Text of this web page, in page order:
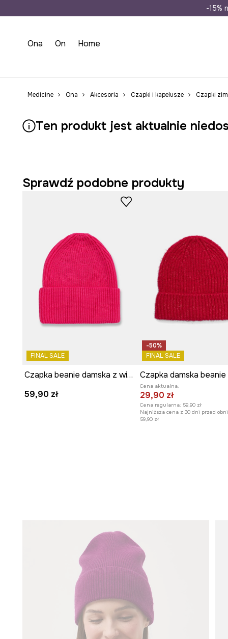
Wysyłka
-15%
Ona On Home
Medicine Ona Akcesoria Czapki i kapelusze Czapki
Ten produkt jest aktualnie
Sprawdź podobne produkty
FINAL SALE
Czapka beanie damska z wiskozą
59,90 zł
-50%
FINAL SALE
Cena aktualna:
29,90 zł
Cena regularna: 59,90 zł
Najniższa cena z 30 dni przed
59,90 zł